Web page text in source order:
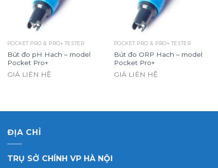
POCKET PRO & PRO+ TESTER
Bút đo pH Hach – model
Pocket Pro+
GIÁ LIÊN HỆ
POCKET PRO & PRO+ TESTER
Bút đo ORP Hach – model
Pocket Pro+
GIÁ LIÊN HỆ
ĐỊA CHỈ
TRỤ SỞ CHÍNH VP HÀ NỘI